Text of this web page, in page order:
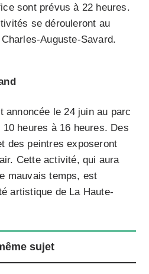
sont prévus à 22 heures.
se dérouleront au
Auguste-Savard.
annoncée le 24 juin au parc
heures à 16 heures. Des
des peintres exposeront
Cette activité, qui aura
mauvais temps, est
artistique de La Haute-
sujet